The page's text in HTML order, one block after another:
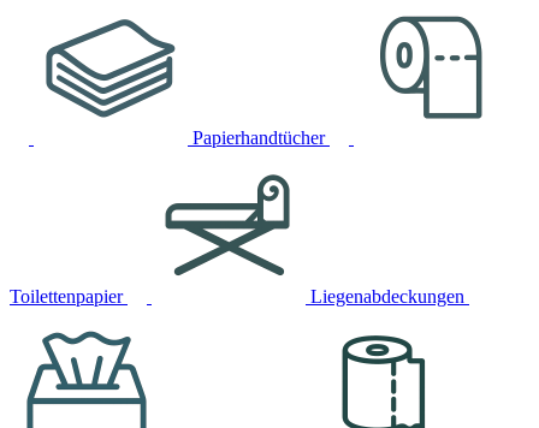
Papierhandtücher
Toilettenpapier Liegenabdeckungen